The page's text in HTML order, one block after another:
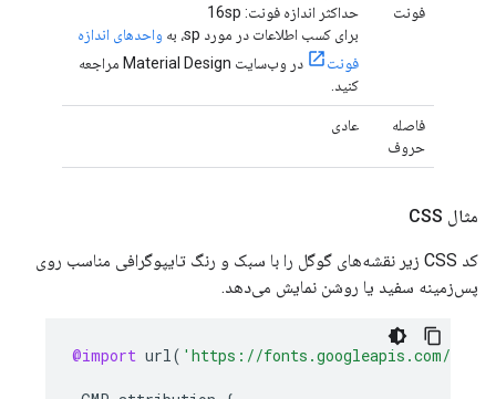
فونت
حداکثر اندازه فونت: 16sp
برای کسب اطلاعات در مورد sp، به
واحدهای اندازه
فونت
در وب‌سایت Material Design مراجعه
کنید.
فاصله
حروف
عادی
مثال CSS
کد CSS زیر نقشه‌های گوگل را با سبک و رنگ تایپوگرافی مناسب روی
پس‌زمینه سفید یا روشن نمایش می‌دهد.
@import url ( 'https://fonts.googleapis.com/